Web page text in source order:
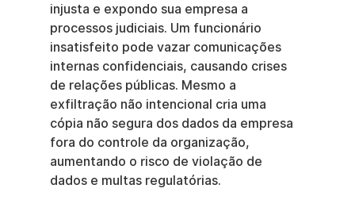
injusta e expondo sua empresa a
processos judiciais. Um funcionário
insatisfeito pode vazar comunicações
internas confidenciais, causando crises
de relações públicas. Mesmo a
exfiltração não intencional cria uma
cópia não segura dos dados da empresa
fora do controle da organização,
aumentando o risco de violação de
dados e multas regulatórias.